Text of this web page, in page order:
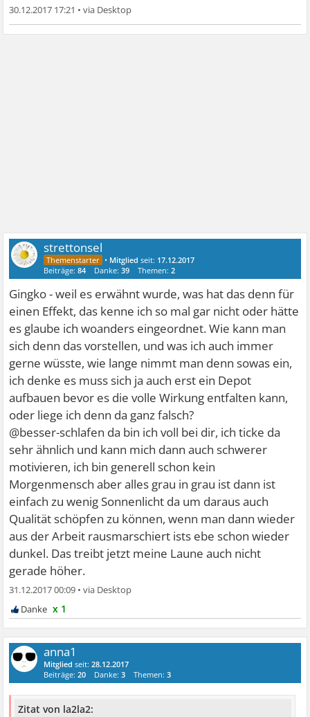
30.12.2017 17:21 •
strettonsel
• Mitglied seit: 17.12.2017
Beiträge:84 Danke:39 Themen:2
Gingko - weil es erwähnt wurde, was hat das denn für
einen Effekt, das kenne ich so mal gar nicht oder hätte
es glaube ich woanders eingeordnet. Wie kann man
sich denn das vorstellen, und was ich auch immer
gerne wüsste, wie lange nimmt man denn sowas ein,
ich denke es muss sich ja auch erst ein Depot
aufbauen bevor es die volle Wirkung entfalten kann,
oder liege ich denn da ganz falsch?
@besser-schlafen da bin ich voll bei dir, ich ticke da
sehr ähnlich und kann mich dann auch schwerer
motivieren, ich bin generell schon kein
Morgenmensch aber alles grau in grau ist dann ist
einfach zu wenig Sonnenlicht da um daraus auch
Qualität schöpfen zu können, wenn man dann wieder
aus der Arbeit rausmarschiert ists ebe schon wieder
dunkel. Das treibt jetzt meine Laune auch nicht
gerade höher.
31.12.2017 00:09 •
x 1
anna1
Mitglied seit:28.12.2017
Beiträge:20 Danke:3 Themen:3
Zitat von la2la2: